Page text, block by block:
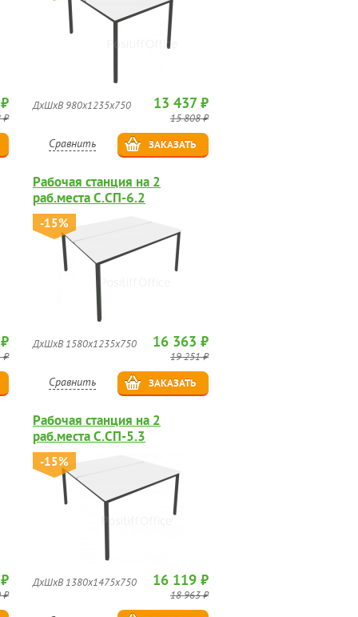
₽
ДхШхВ 980х1235х750 13 437 ₽
15 808 ₽
Сравнить ЗАКАЗАТЬ
₽
Рабочая станция на 2
раб.места С.СП-6.2
-15%
ДхШхВ 1580х1235х750 16 363 ₽
19 251 ₽
Сравнить ЗАКАЗАТЬ
₽
Рабочая станция на 2
раб.места С.СП-5.3
-15%
ДхШхВ 1380х1475х750 16 119 ₽
18 963 ₽